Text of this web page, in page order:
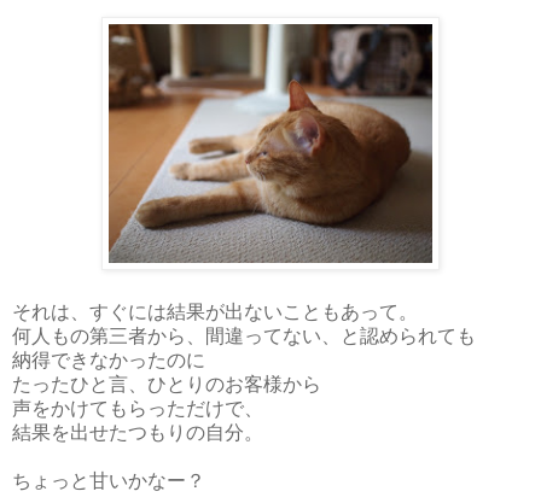
それは、すぐには結果が出ないこともあって。
何人もの第三者から、間違ってない、と認められても
納得できなかったのに
たったひと言、ひとりのお客様から
声をかけてもらっただけで、
結果を出せたつもりの自分。
ちょっと甘いかなー？